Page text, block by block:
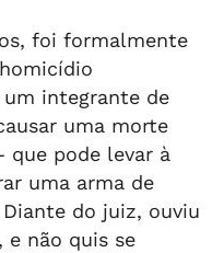
foi formalmente
integrante de
uma morte
pode levar à
uma arma de
do juiz, ouviu
e não quis se